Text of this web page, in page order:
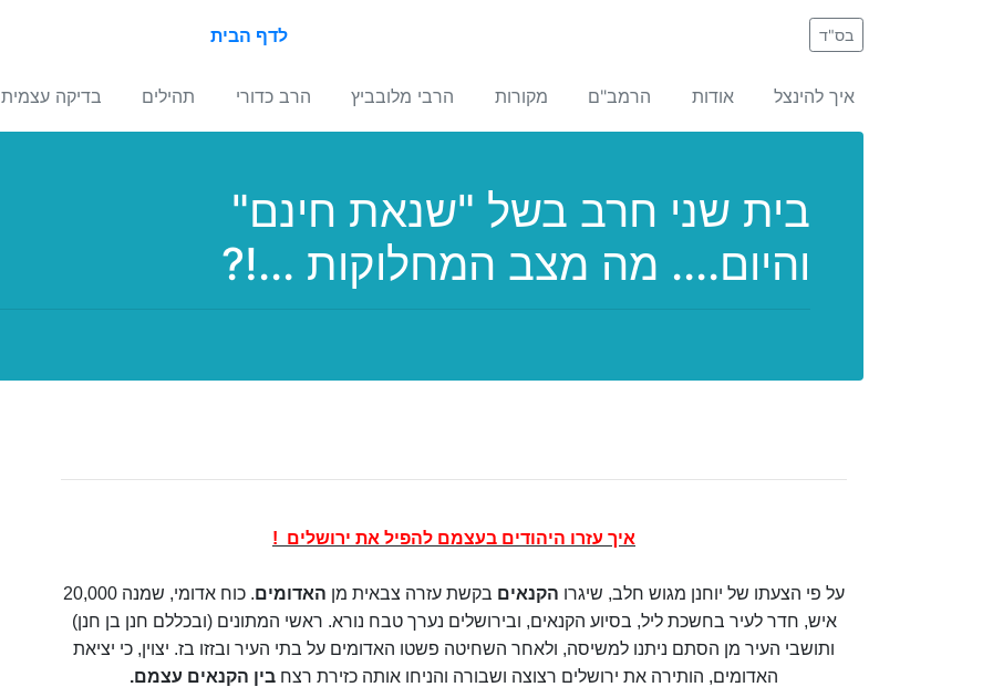
לדף הבית בס"ד
איך להינצל אודות הרמב"ם מקורות הרבי מלובביץ הרב כדורי תהילים בדיקה עצמית
בית שני חרב בשל "שנאת חינם"
והיום.... מה מצב המחלוקות ...!?
איך עזרו היהודים בעצמם להפיל את ירושלים !
על פי הצעתו של יוחנן מגוש חלב, שיגרו הקנאים בקשת עזרה צבאית מן האדומים
. כוח אדומי, שמנה 20,000
איש, חדר לעיר בחשכת ליל, בסיוע הקנאים, ובירושלים נערך טבח נורא. ראשי המתונים (ובכללם חנן בן חנן)
ותושבי העיר מן הסתם ניתנו למשיסה, ולאחר השחיטה פשטו האדומים על בתי העיר ובזזו בז. יצוין, כי יציאת
האדומים, הותירה את ירושלים רצוצה ושבורה והניחו אותה כזירת רצח בין הקנאים עצמם.